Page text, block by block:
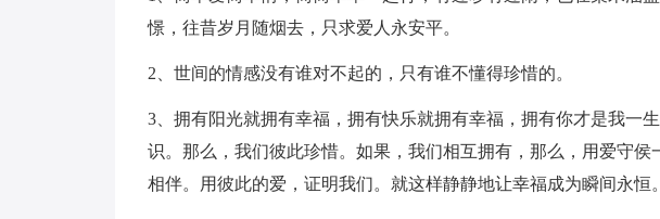
憬，往昔岁月随烟去，只求爱人永安平。
2、世间的情感没有谁对不起的，只有谁不懂得珍惜的。
3、拥有阳光就拥有幸福，拥有快乐就拥有幸福，拥有你才是我一
识。那么，我们彼此珍惜。如果，我们相互拥有，那么，用爱守
相伴。用彼此的爱，证明我们。就这样静静地让幸福成为瞬间永恒。